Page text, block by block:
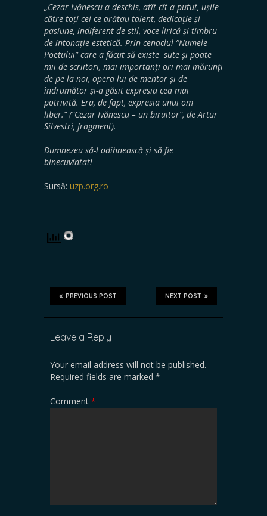
„Cezar Ivănescu a deschis, atît cît a putut, ușile
către toți cei ce arătau talent, dedicație și
pasiune, indiferent de stil, voce lirică și timbru
de intonație estetică. Prin cenaclul ”Numele
Poetului” care a făcut să existe sute și poate
mii de scriitori, mai importanți ori mai mărunți
de pe la noi, opera lui de mentor și de
îndrumător și-a găsit expresia cea mai
potrivită. Era, de fapt, expresia unui om
liber.” (”Cezar Ivănescu – un biruitor”, de Artur
Silvestri, fragment).
Dumnezeu să-l odihnească și să fie
binecuvîntat!
Sursă: uzp.org.ro
NEXT POST
PREVIOUS POST
Leave a Reply
Your email address will not be published.
Required fields are marked *
Comment *